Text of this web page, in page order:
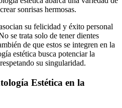
sonrisas hermosas.
su felicidad y éxito personal
se trata solo de tener dientes
de que estos se integren en la
estética busca potenciar la
su singularidad.
Estética en la